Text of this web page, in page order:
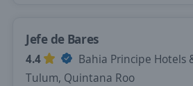
Jefe de Bares
4.4
Bahia Principe Hotels
Tulum, Quintana Roo